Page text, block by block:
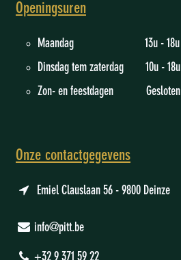
Openingsuren
Maandag 13u - 18u
Dinsdag tem zaterdag 10u - 18u
Zon- en feestdagen Gesloten
Onze contactgegevens
Emiel Clauslaan 56 - 9800 Deinze
info@pitt.be
+32 9 371 59 22